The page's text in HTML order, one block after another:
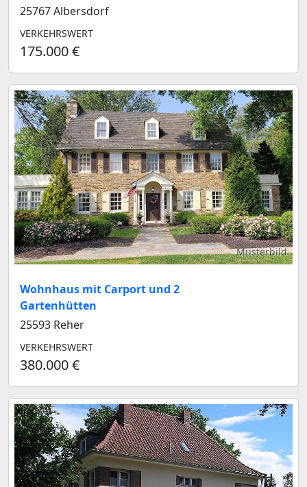
25767 Albersdorf
VERKEHRSWERT
175.000 €
Musterbild
Wohnhaus mit Carport und 2
Gartenhütten
25593 Reher
VERKEHRSWERT
380.000 €